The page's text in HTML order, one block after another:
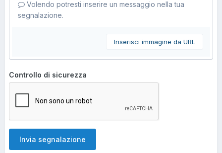
Volendo potresti inserire un messaggio nella tua
segnalazione.
Inserisci immagine da URL
Controllo di sicurezza
Invia segnalazione